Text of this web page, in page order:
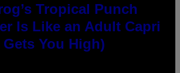
Tropical Punch
Is Like an Adult Capri
You High)